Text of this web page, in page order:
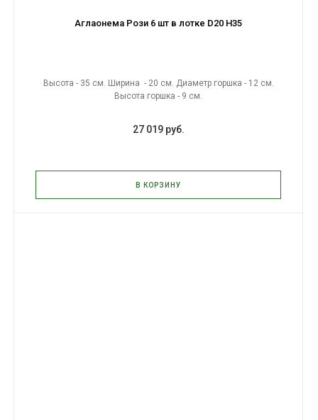
Аглаонема Рози 6 шт в лотке D20 H35
Высота - 35 см. Ширина - 20 см. Диаметр горшка - 12 см.
Высота горшка - 9 см.
27 019 руб.
В КОРЗИНУ